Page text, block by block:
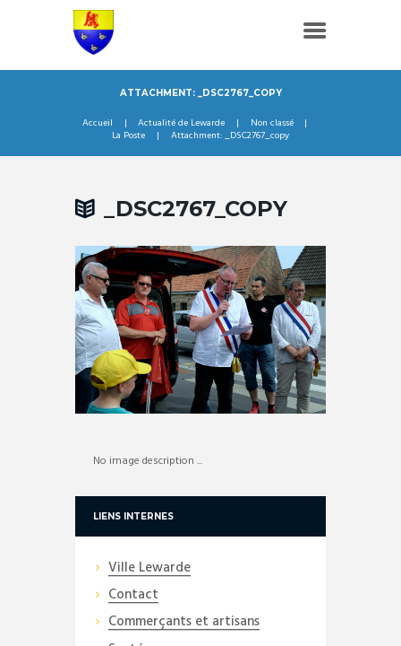
ATTACHMENT: _DSC2767_COPY
Accueil Actualité de Lewarde
Non classé
La Poste
Attachment: _DSC2767_copy
_DSC2767_COPY
No image description ...
LIENS INTERNES
Ville Lewarde
Contact
Commerçants et artisans